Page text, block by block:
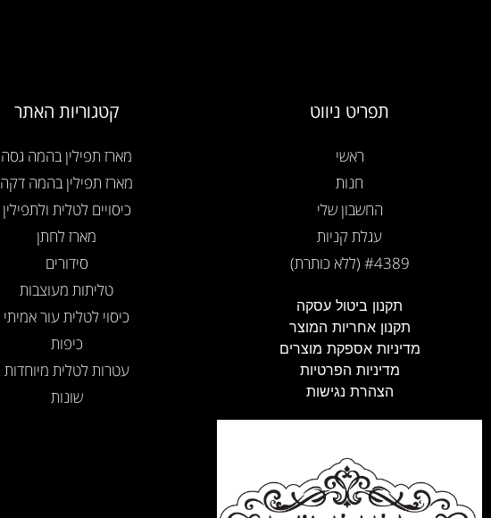
תפריט ניווט
ראשי
חנות
החשבון שלי
עגלת קניות
#4389 (ללא כותרת)
תקנון ביטול עסקה
תקנון אחריות המוצר
מדיניות אספקת מוצרים
מדיניות הפרטיות
הצהרת נגישות
קטגוריות האתר
מארז תפילין בהמה גסה
מארז תפילין בהמה דקה
כיסויים לטלית ולתפילין
מארז לחתן
סידורים
טליתות מעוצבות
כיסוי לטלית עור אמיתי
כיפות
עטרות לטלית מיוחדות
שונות